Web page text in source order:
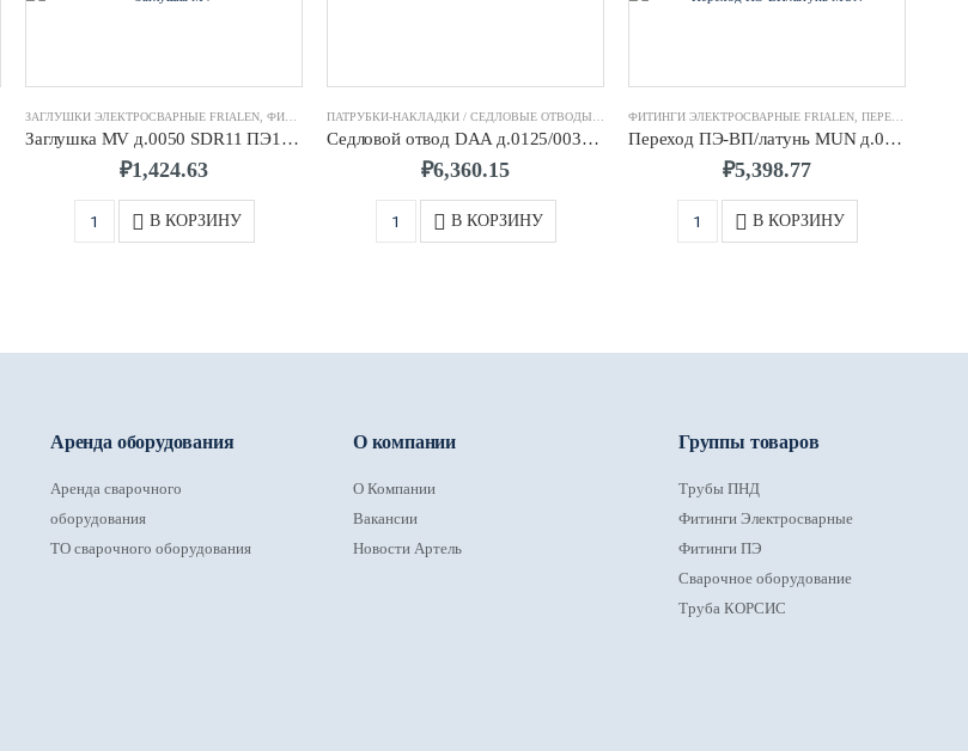
,ФИТИНГИ ЭЛЕКТРОСВАРНЫЕ FRIALEN
ЗАГЛУШКИ ЭЛЕКТРОСВАРНЫЕ FRIALEN ФИТИНГИ ЭЛЕКТРОСВАРНЫЕ FRIALEN
Заглушка MV д.0050 SDR11 ПЭ100 FRIALEN
₽1,424.63
В КОРЗИНУ
,ФИТИНГИ ЭЛЕКТРОСВАРНЫЕ FRIALEN
Седловой отвод DAA д.0125/0032 SDR11 ПЭ100 FRIALEN
₽6,360.15
В КОРЗИНУ
ФИТИНГИ ЭЛЕКТРОСВАРНЫЕ FRIALEN ПЕРЕХОДЫ FRIALEN
Переход ПЭ-ВП/латунь MUN д.0050/2″ с наруж.резьбой FRIALEN
₽5,398.77
В КОРЗИНУ
Аренда оборудования
Аренда сварочного
оборудования
ТО сварочного оборудования
О компании
О Компании
Вакансии
Новости Артель
Группы товаров
Трубы ПНД
Фитинги Электросварные
Фитинги ПЭ
Сварочное оборудование
Труба КОРСИС